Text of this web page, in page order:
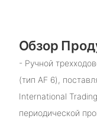
Обзор
- Ручной
(тип AF 6),
International
периодической